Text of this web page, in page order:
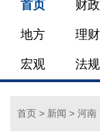
首页 财政
地方 理财
宏观 法规
首页 > 新闻 > 河南